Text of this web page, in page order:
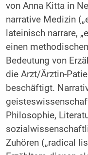
von Anna Kitta in
narrative Medizin
lateinisch narrare,
einen
Bedeutung von
die Arzt/Ärztin-
beschäftigt.
Philosophie,
Zuhören („radical